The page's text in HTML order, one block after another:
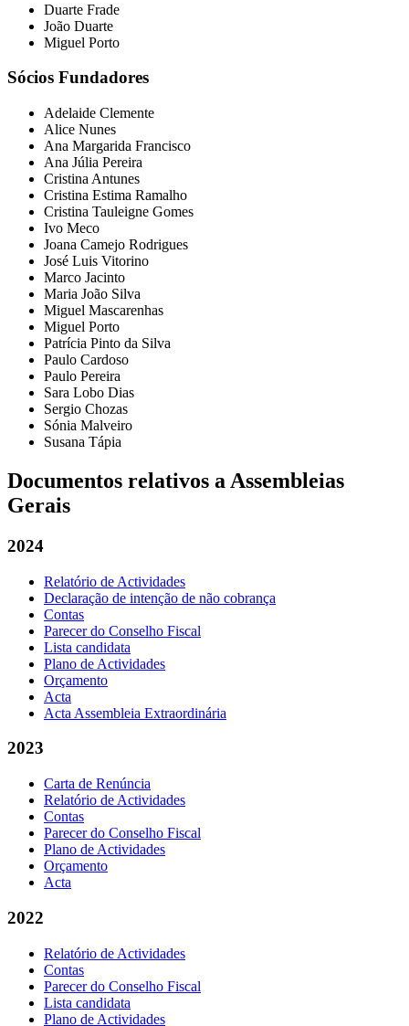
Duarte Frade
João Duarte
Miguel Porto
Sócios Fundadores
Adelaide Clemente
Alice Nunes
Ana Margarida Francisco
Ana Júlia Pereira
Cristina Antunes
Cristina Estima Ramalho
Cristina Tauleigne Gomes
Ivo Meco
Joana Camejo Rodrigues
José Luis Vitorino
Marco Jacinto
Maria João Silva
Miguel Mascarenhas
Miguel Porto
Patrícia Pinto da Silva
Paulo Cardoso
Paulo Pereira
Sara Lobo Dias
Sergio Chozas
Sónia Malveiro
Susana Tápia
Documentos relativos a Assembleias
Gerais
2024
Relatório de Actividades
Declaração de intenção de não cobrança
Contas
Parecer do Conselho Fiscal
Lista candidata
Plano de Actividades
Orçamento
Acta
Acta Assembleia Extraordinária
2023
Carta de Renúncia
Relatório de Actividades
Contas
Parecer do Conselho Fiscal
Plano de Actividades
Orçamento
Acta
2022
Relatório de Actividades
Contas
Parecer do Conselho Fiscal
Lista candidata
Plano de Actividades